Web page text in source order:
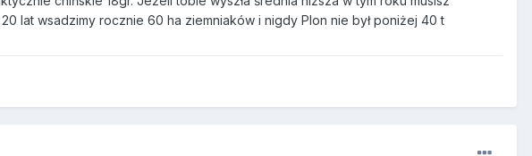
lat wsadzimy rocznie 60 ha ziemniaków i nigdy Plon nie był poniżej 40 t